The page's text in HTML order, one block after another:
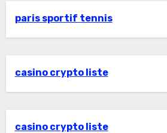
paris sportif tennis
casino crypto liste
casino crypto liste